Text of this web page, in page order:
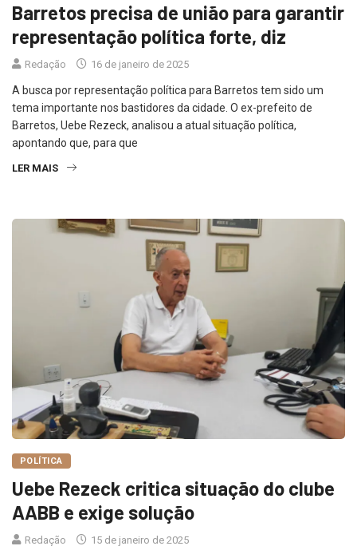
Barretos precisa de união para garantir
representação política forte, diz
Redação 16 de janeiro de 2025
A busca por representação política para Barretos tem sido um
tema importante nos bastidores da cidade. O ex-prefeito de
Barretos, Uebe Rezeck, analisou a atual situação política,
apontando que, para que
LER MAIS
POLÍTICA
Uebe Rezeck critica situação do clube
AABB e exige solução
Redação 15 de janeiro de 2025